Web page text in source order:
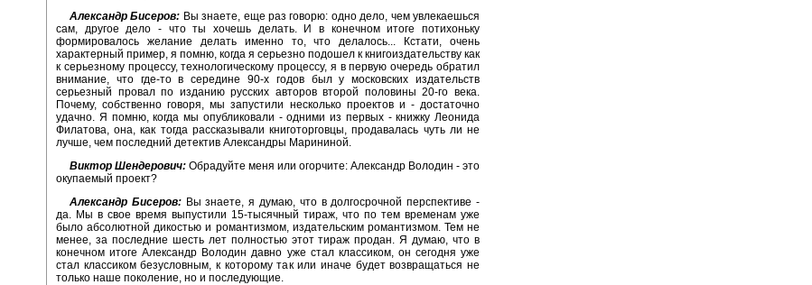
Александр Бисеров: Вы знаете, еще раз говорю: одно дело, чем увлекаешься
сам, другое дело - что ты хочешь делать. И в конечном итоге потихоньку
формировалось желание делать именно то, что делалось... Кстати, очень
характерный пример, я помню, когда я серьезно подошел к книгоиздательству как
к серьезному процессу, технологическому процессу, я в первую очередь обратил
внимание, что где-то в середине 90-х годов был у московских издательств
серьезный провал по изданию русских авторов второй половины 20-го века.
Почему, собственно говоря, мы запустили несколько проектов и - достаточно
удачно. Я помню, когда мы опубликовали - одними из первых - книжку Леонида
Филатова, она, как тогда рассказывали книготорговцы, продавалась чуть ли не
лучше, чем последний детектив Александры Марининой.
Виктор Шендерович: Обрадуйте меня или огорчите: Александр Володин - это
окупаемый проект?
Александр Бисеров:Вы знаете, я думаю, что в долгосрочной перспективе -
да. Мы в свое время выпустили 15-тысячный тираж, что по тем временам уже
было абсолютной дикостью и романтизмом, издательским романтизмом. Тем не
менее, за последние шесть лет полностью этот тираж продан. Я думаю, что в
конечном итоге Александр Володин давно уже стал классиком, он сегодня уже
стал классиком безусловным, к которому так или иначе будет возвращаться не
только наше поколение, но и последующие.